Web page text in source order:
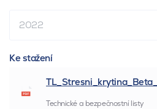
2022
Ke stažení
TL_Stresni_krytina_Beta__
Technické a bezpečnostní listy